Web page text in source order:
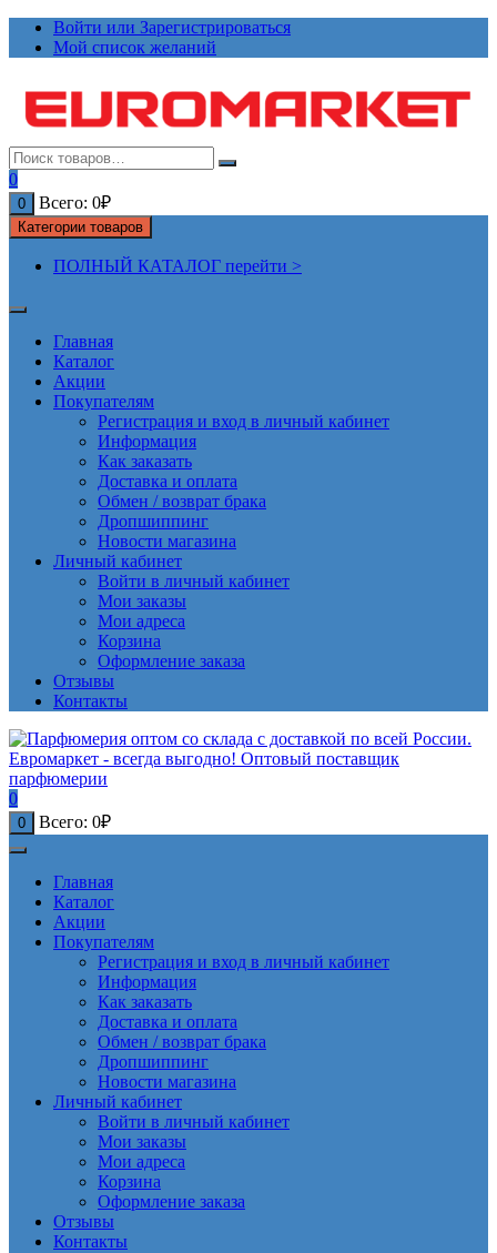
ПерейтиВойти или Зарегистрироваться
Мой список желаний
0
0 Всего: 0₽
Категории товаров
ПОЛНЫЙ КАТАЛОГ перейти >
Главная
Каталог
Акции
Покупателям
Регистрация и вход в личный кабинет
Информация
Как заказать
Доставка и оплата
Обмен / возврат брака
Дропшиппинг
Новости магазина
Личный кабинет
Войти в личный кабинет
Мои заказы
Мои адреса
Корзина
Оформление заказа
Отзывы
Контакты
0
0 Всего: 0₽
Главная
Каталог
Акции
Покупателям
Регистрация и вход в личный кабинет
Информация
Как заказать
Доставка и оплата
Обмен / возврат брака
Дропшиппинг
Новости магазина
Личный кабинет
Войти в личный кабинет
Мои заказы
Мои адреса
Корзина
Оформление заказа
Отзывы
Контакты